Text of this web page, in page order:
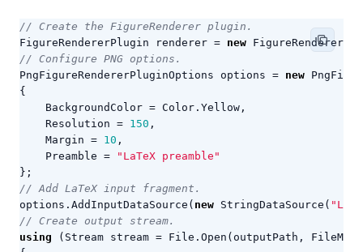
// Create the FigureRenderer plugin.
FigureRendererPlugin
renderer = new
// Configure PNG options.
PngFigureRendererPluginOptions
options = new
{
BackgroundColor = Color . Yellow ,
Resolution = 150 ,
Margin = 10 ,
Preamble =
"LaTeX preamble"
};
// Add LaTeX input fragment.
options . AddInputDataSource ( new StringDataSource (
// Create output stream.
using
( Stream stream = File . Open ( outputPath ,
FileMode